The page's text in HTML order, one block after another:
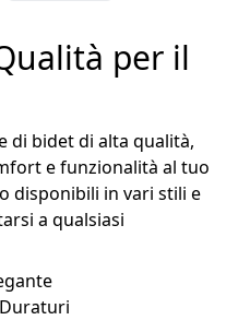
per il
di bidet di alta qualità,
e funzionalità al tuo
disponibili in vari stili e
a qualsiasi